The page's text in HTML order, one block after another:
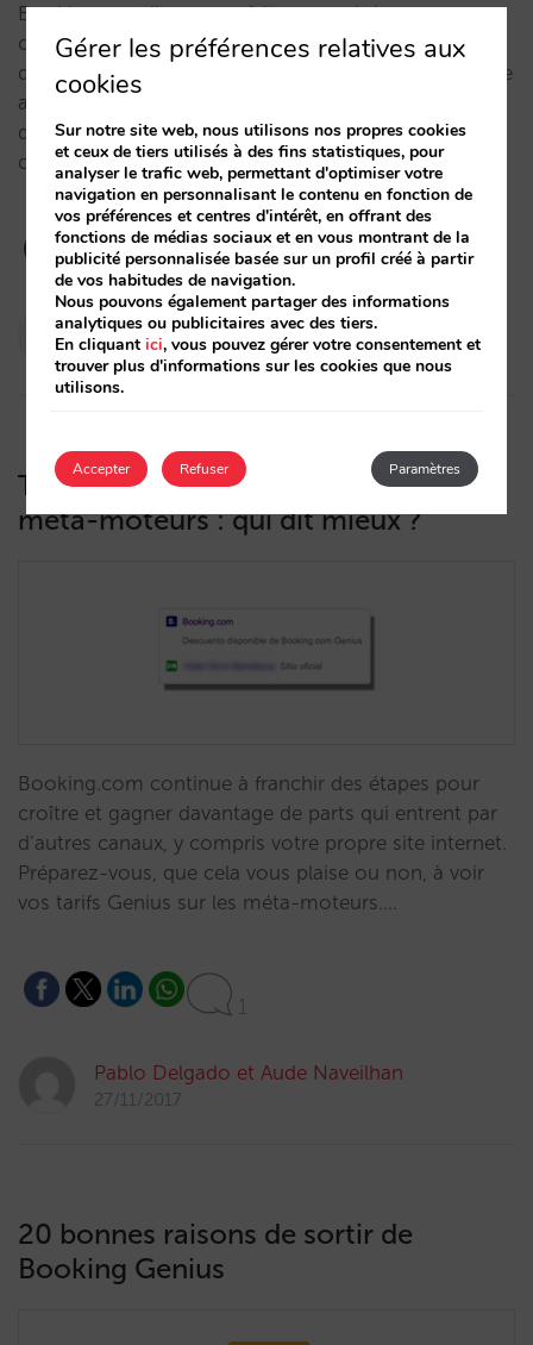
Booking.com l’a encore fait : parvenir à ce que vous
considériez comme une opportunité quelque chose
qui vous apporte une plus grande dépendance et une
augmentation des coûts sur les OTA. Comment
devez-vous adapter votre stratégie pour
concurrencer ce « nouveau » Booking.com?…
Pablo Delgado
01/06/2022
Tarifs Booking Genius publiés sur les
méta-moteurs : qui dit mieux ?
Booking.com continue à franchir des étapes pour
croître et gagner davantage de parts qui entrent par
d’autres canaux, y compris votre propre site internet.
Préparez-vous, que cela vous plaise ou non, à voir
vos tarifs Genius sur les méta-moteurs.…
1
Pablo Delgado et Aude Naveilhan
27/11/2017
20 bonnes raisons de sortir de
Booking Genius
Gérer les préférences relatives aux
cookies
Sur notre site web, nous utilisons nos propres cookies
et ceux de tiers utilisés à des fins statistiques, pour
analyser le trafic web, permettant d'optimiser votre
navigation en personnalisant le contenu en fonction de
vos préférences et centres d'intérêt, en offrant des
fonctions de médias sociaux et en vous montrant de la
publicité personnalisée basée sur un profil créé à partir
de vos habitudes de navigation.
Nous pouvons également partager des informations
analytiques ou publicitaires avec des tiers.
En cliquantici, vous pouvez gérer votre consentement et
trouver plus d'informations sur les cookies que nous
utilisons.
Accepter Paramètres
Refuser